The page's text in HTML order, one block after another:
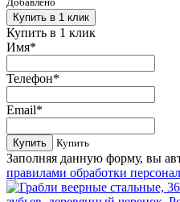
Купить в 1 клик
Купить в 1 клик
Имя*
Телефон*
Email*
Купить Купить
Заполняя данную форму, вы
правилами обработки